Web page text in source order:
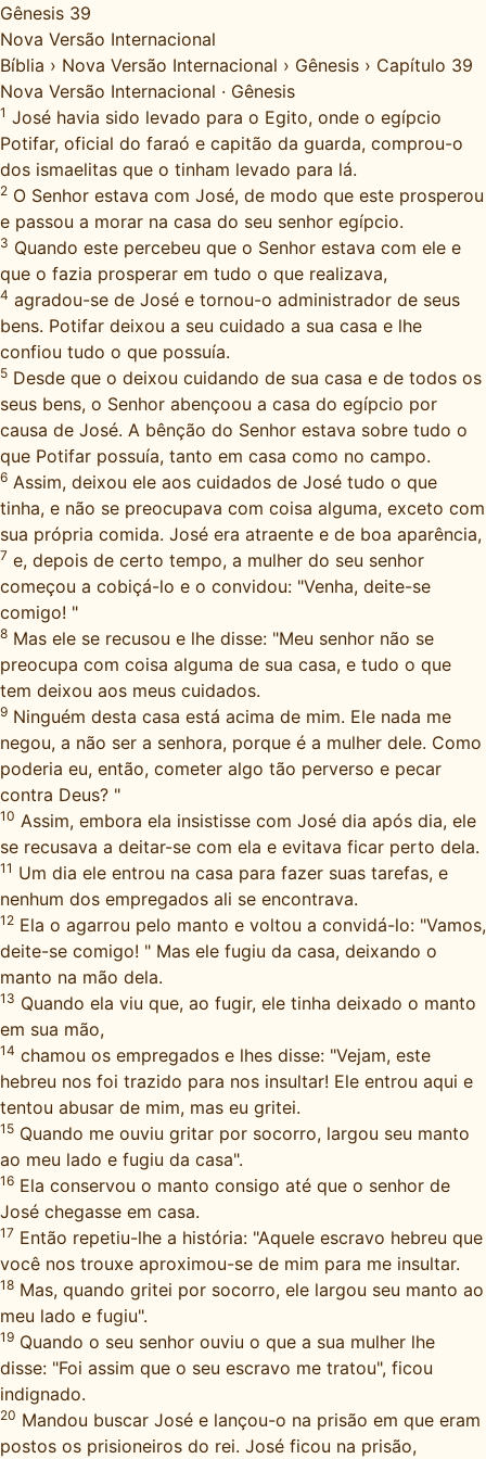
Gênesis 39
Nova Versão Internacional
Bíblia › Nova Versão Internacional › Gênesis › Capítulo 39
Nova Versão Internacional · Gênesis
1 José havia sido levado para o Egito, onde o egípcio
Potifar, oficial do faraó e capitão da guarda, comprou-o
dos ismaelitas que o tinham levado para lá.
2 O Senhor estava com José, de modo que este prosperou
e passou a morar na casa do seu senhor egípcio.
3 Quando este percebeu que o Senhor estava com ele e
que o fazia prosperar em tudo o que realizava,
4 agradou-se de José e tornou-o administrador de seus
bens. Potifar deixou a seu cuidado a sua casa e lhe
confiou tudo o que possuía.
5 Desde que o deixou cuidando de sua casa e de todos os
seus bens, o Senhor abençoou a casa do egípcio por
causa de José. A bênção do Senhor estava sobre tudo o
que Potifar possuía, tanto em casa como no campo.
6 Assim, deixou ele aos cuidados de José tudo o que
tinha, e não se preocupava com coisa alguma, exceto com
sua própria comida. José era atraente e de boa aparência,
7 e, depois de certo tempo, a mulher do seu senhor
começou a cobiçá-lo e o convidou: "Venha, deite-se
comigo! "
8 Mas ele se recusou e lhe disse: "Meu senhor não se
preocupa com coisa alguma de sua casa, e tudo o que
tem deixou aos meus cuidados.
9 Ninguém desta casa está acima de mim. Ele nada me
negou, a não ser a senhora, porque é a mulher dele. Como
poderia eu, então, cometer algo tão perverso e pecar
contra Deus? "
10 Assim, embora ela insistisse com José dia após dia, ele
se recusava a deitar-se com ela e evitava ficar perto dela.
11 Um dia ele entrou na casa para fazer suas tarefas, e
nenhum dos empregados ali se encontrava.
12 Ela o agarrou pelo manto e voltou a convidá-lo: "Vamos,
deite-se comigo! " Mas ele fugiu da casa, deixando o
manto na mão dela.
13 Quando ela viu que, ao fugir, ele tinha deixado o manto
em sua mão,
14 chamou os empregados e lhes disse: "Vejam, este
hebreu nos foi trazido para nos insultar! Ele entrou aqui e
tentou abusar de mim, mas eu gritei.
15 Quando me ouviu gritar por socorro, largou seu manto
ao meu lado e fugiu da casa".
16 Ela conservou o manto consigo até que o senhor de
José chegasse em casa.
17 Então repetiu-lhe a história: "Aquele escravo hebreu que
você nos trouxe aproximou-se de mim para me insultar.
18 Mas, quando gritei por socorro, ele largou seu manto ao
meu lado e fugiu".
19 Quando o seu senhor ouviu o que a sua mulher lhe
disse: "Foi assim que o seu escravo me tratou", ficou
indignado.
20 Mandou buscar José e lançou-o na prisão em que eram
postos os prisioneiros do rei. José ficou na prisão,